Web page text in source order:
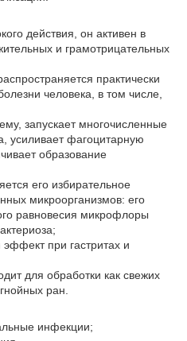
действия, он активен в
и грамотрицательных
практически
человека, в том числе,
запускает многочисленные
усиливает фагоцитарную
образование
его избирательное
микроорганизмов: его
равновесия микрофлоры
при гастритах и
для обработки как свежих
ран.
инфекции;